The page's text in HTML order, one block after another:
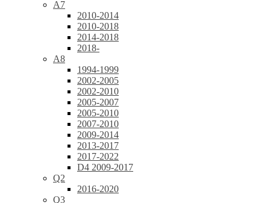
A7
2010-2014
2010-2018
2014-2018
2018-
A8
1994-1999
2002-2005
2002-2010
2005-2007
2005-2010
2007-2010
2009-2014
2013-2017
2017-2022
D4 2009-2017
Q2
2016-2020
Q3